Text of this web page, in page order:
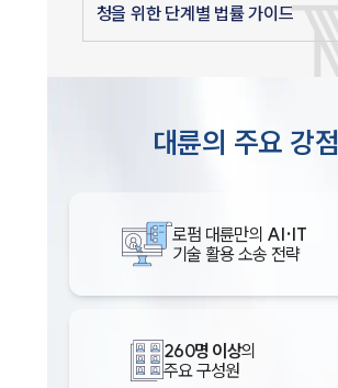
청을 위한 단계별 법률 가이드
대륜의 주요 강점
로펌 대륜만의 AI·IT
기술 활용 소송 전략
260명 이상의
주요 구성원